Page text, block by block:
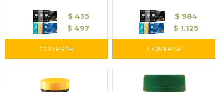
$ 435
$ 497
$ 984
$ 1.125